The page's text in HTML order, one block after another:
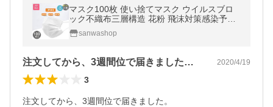
マスク100枚 使い捨てマスク ウイルスブロ
ック不織布三層構造 花粉 飛沫対策感染予防
フェイスマスク 飛沫風邪予防 男女兼用 mas
k 白 マスク 送料無料
sanwashop
注文してから、3週間位で届きました。ま… 2020/4/19
3
注文してから、3週間位で届きました。